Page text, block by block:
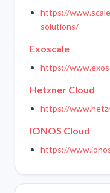
https://
solutions/
Exoscale
https://
Hetzner Cloud
https://
IONOS Cloud
https://